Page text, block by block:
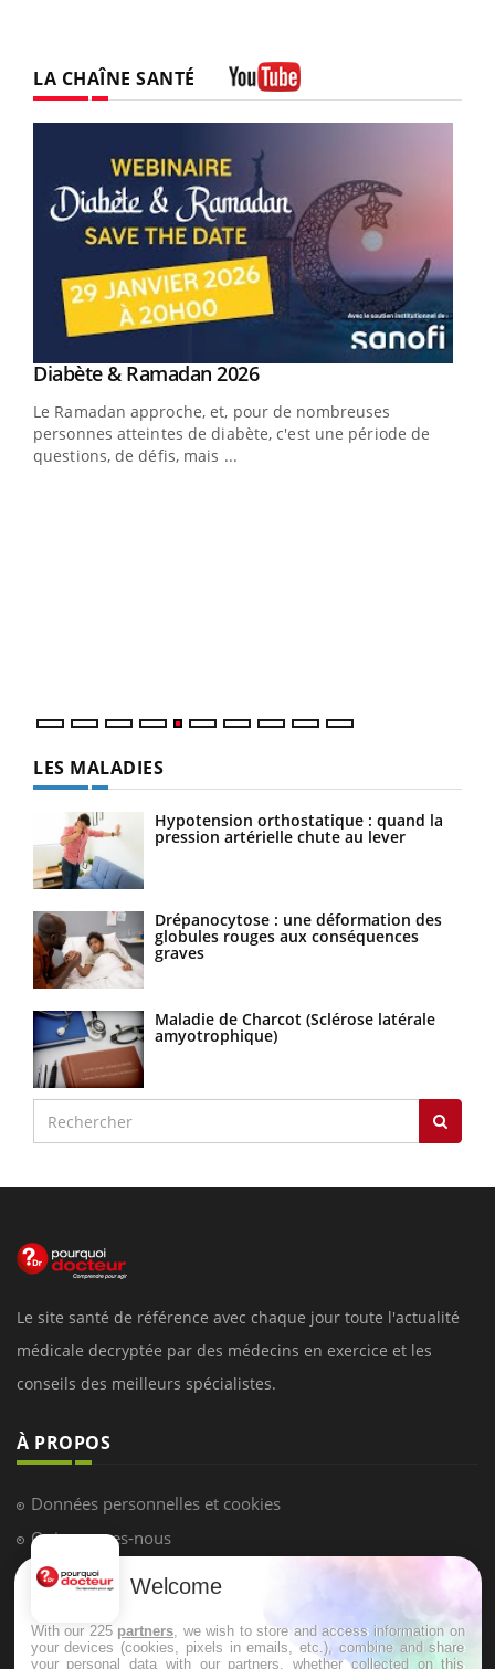
LA CHAÎNE SANTÉ
Youtube
Diabète & Ramadan 2026Youtube
Le Ramadan approche, et, pour de nombreuses
personnes atteintes de diabète, c'est une période de
questions, de défis, mais ...
LES MALADIES
Hypotension orthostatique : quand la
pression artérielle chute au lever
Drépanocytose : une déformation des
globules rouges aux conséquences
graves
Maladie de Charcot (Sclérose latérale
amyotrophique)
Le site santé de référence avec chaque jour toute l'actualité
médicale decryptée par des médecins en exercice et les
conseils des meilleurs spécialistes.
À PROPOS
Données personnelles et cookies
Qui sommes-nous
Conditions d'utilisation
Mentions Légales
Welcome
With our 225 partners , we wish to store and access information on
your devices (cookies, pixels in emails, etc.), combine and share
your personal data with our partners, whether collected on this